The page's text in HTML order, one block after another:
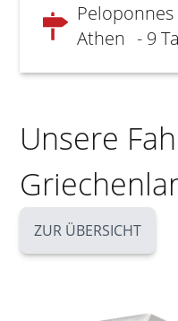
Athen - 9
Unsere
ZUR ÜBERSICHT